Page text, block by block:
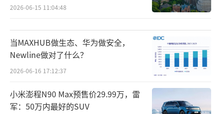
2026-06-15 11:04:48
当MAXHUB做生态、华为做安全，
Newline做对了什么？
2026-06-16 17:12:37
小米澎程N90 Max预售价29.99万，雷
军：50万内最好的SUV